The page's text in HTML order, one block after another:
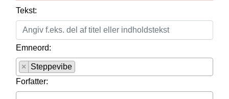
Tekst:
Emneord:
×
Steppevibe
Forfatter: